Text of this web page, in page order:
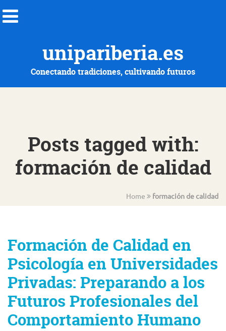
unipariberia.es
Conectando tradiciones, cultivando futuros
Posts tagged with:
formación de calidad
Home formación de calidad
Formación de Calidad en
Psicología en Universidades
Privadas: Preparando a los
Futuros Profesionales del
Comportamiento Humano